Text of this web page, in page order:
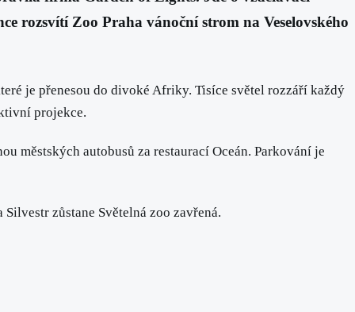
rozsvítí Zoo Praha vánoční strom na Veselovského
je přenesou do divoké Afriky. Tisíce světel rozzáří každý
projekce.
městských autobusů za restaurací Oceán. Parkování je
zůstane Světelná zoo zavřená.